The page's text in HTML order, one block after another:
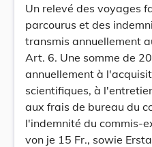
Un relevé des voyages
parcourus et des
transmis annuellement
Art. 6. Une somme de
annuellement à
scientifiques, à
aux frais de bureau du
l'indemnité du commis-
von je 15 Fr., sowie